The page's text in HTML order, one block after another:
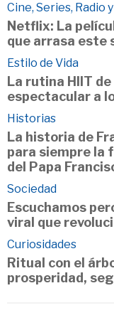
Cine, Series, Radio
Netflix: La
que arrasa este
Estilo de Vida
La rutina HIIT
espectacular a
Historias
La historia de
para siempre la
del Papa
Sociedad
Escuchamos
viral que
Curiosidades
Ritual con el
prosperidad,